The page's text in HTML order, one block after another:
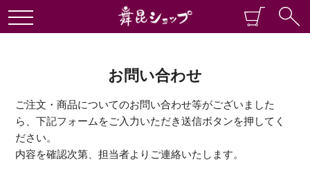
お問い合わせ
ご注文・商品についてのお問い合わせ等がございました
ら、下記フォームをご入力いただき送信ボタンを押してく
ださい。
内容を確認次第、担当者よりご連絡いたします。